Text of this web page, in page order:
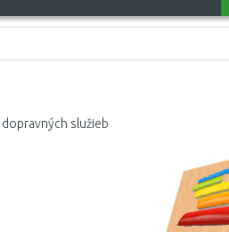
dopravných služieb